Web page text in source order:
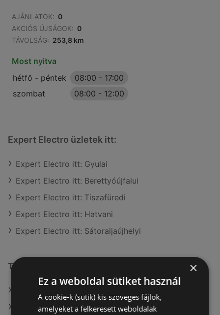
AJÁNLATOK: 0
AKCIÓS ÚJSÁGOK: 0
TÁVOLSÁG: 253,8 km
Most nyitva
hétfő - péntek
08:00 - 17:00
szombat
08:00 - 12:00
Expert Electro üzletek itt:
Expert Electro itt: Gyulai
Expert Electro itt: Berettyóújfalui
Expert Electro itt: Tiszafüredi
Expert Electro itt: Hatvani
Expert Electro itt: Sátoraljaújhelyi
További linkek
A(z) Euronics ajánlatai
×
Ez a weboldal sütiket használ
A cookie-k (sütik) kis szöveges fájlok,
amelyeket a felkeresett weboldalak